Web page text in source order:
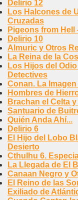
Delirio 12
Los Halcones de
Cruzadas
Pigeons from Hell
Delirio 10
Almuric y Otros
La Reina de la
Los Hijos del
Detectives
Conan. La
Hombres de
Brachan el Celta
Santuario de
Quién Anda Ahí...
Delirio 6
El Hijo del Lobo
Desierto
Cthulhu 6.
La Llegada de El
Canaan Negro y
El Reino de las
Exiliado de